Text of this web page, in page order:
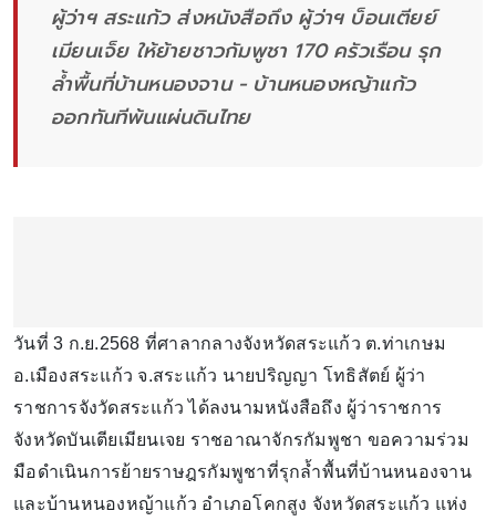
ผู้ว่าฯ สระแก้ว ส่งหนังสือถึง ผู้ว่าฯ บ็อนเตียย์
เมียนเจ็ย ให้ย้ายชาวกัมพูชา 170 ครัวเรือน รุก
ล้ำพื้นที่บ้านหนองจาน - บ้านหนองหญ้าแก้ว
ออกทันทีพ้นแผ่นดินไทย
วันที่ 3 ก.ย.2568 ที่ศาลากลางจังหวัดสระแก้ว ต.ท่าเกษม
อ.เมืองสระแก้ว จ.สระแก้ว นายปริญญา โทธิสัตย์ ผู้ว่า
ราชการจังวัดสระแก้ว ได้ลงนามหนังสือถึง ผู้ว่าราชการ
จังหวัดบันเตียเมียนเจย ราชอาณาจักรกัมพูชา ขอความร่วม
มือดำเนินการย้ายราษฎรกัมพูชาที่รุกล้ำพื้นที่บ้านหนองจาน
และบ้านหนองหญ้าแก้ว อำเภอโคกสูง จังหวัดสระแก้ว แห่ง